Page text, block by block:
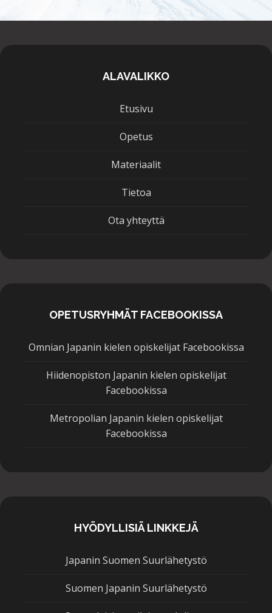
ALAVALIKKO
Etusivu
Opetus
Materiaalit
Tietoa
Ota yhteyttä
OPETUSRYHMÄT FACEBOOKISSA
Omnian Japanin kielen opiskelijat Facebookissa
Hiidenopiston Japanin kielen opiskelijat
Facebookissa
Metropolian Japanin kielen opiskelijat
Facebookissa
HYÖDYLLISIÄ LINKKEJÄ
Japanin Suomen Suurlähetystö
Suomen Japanin Suurlähetystö